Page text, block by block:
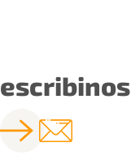
escribinos